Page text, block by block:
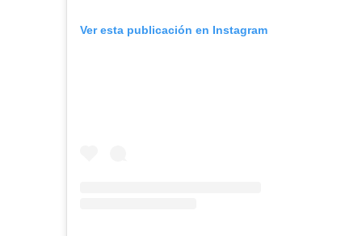
Ver esta publicación en Instagram